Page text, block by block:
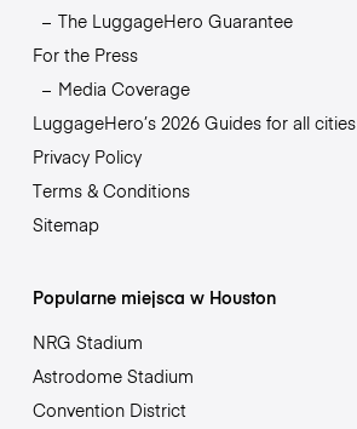
The LuggageHero Guarantee
For the Press
Media Coverage
LuggageHero’s 2026 Guides for all cities
Privacy Policy
Terms & Conditions
Sitemap
Popularne miejsca w Houston
NRG Stadium
Astrodome Stadium
Convention District